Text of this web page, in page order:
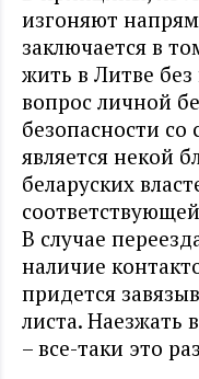
изгоняют
заключается в
жить в Литве
вопрос личной
безопасности
является некой
беларуских
В случае
наличие
придется
листа. Наезжать
– все-таки это